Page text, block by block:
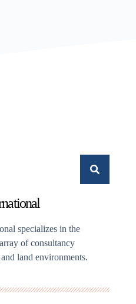
specializes in the
of consultancy
land environments.